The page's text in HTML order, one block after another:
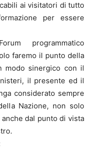
ai visitatori di tutto
per essere
programmatico
faremo il punto della
modo sinergico con il
il presente ed il
considerato sempre
Nazione, non solo
dal punto di vista